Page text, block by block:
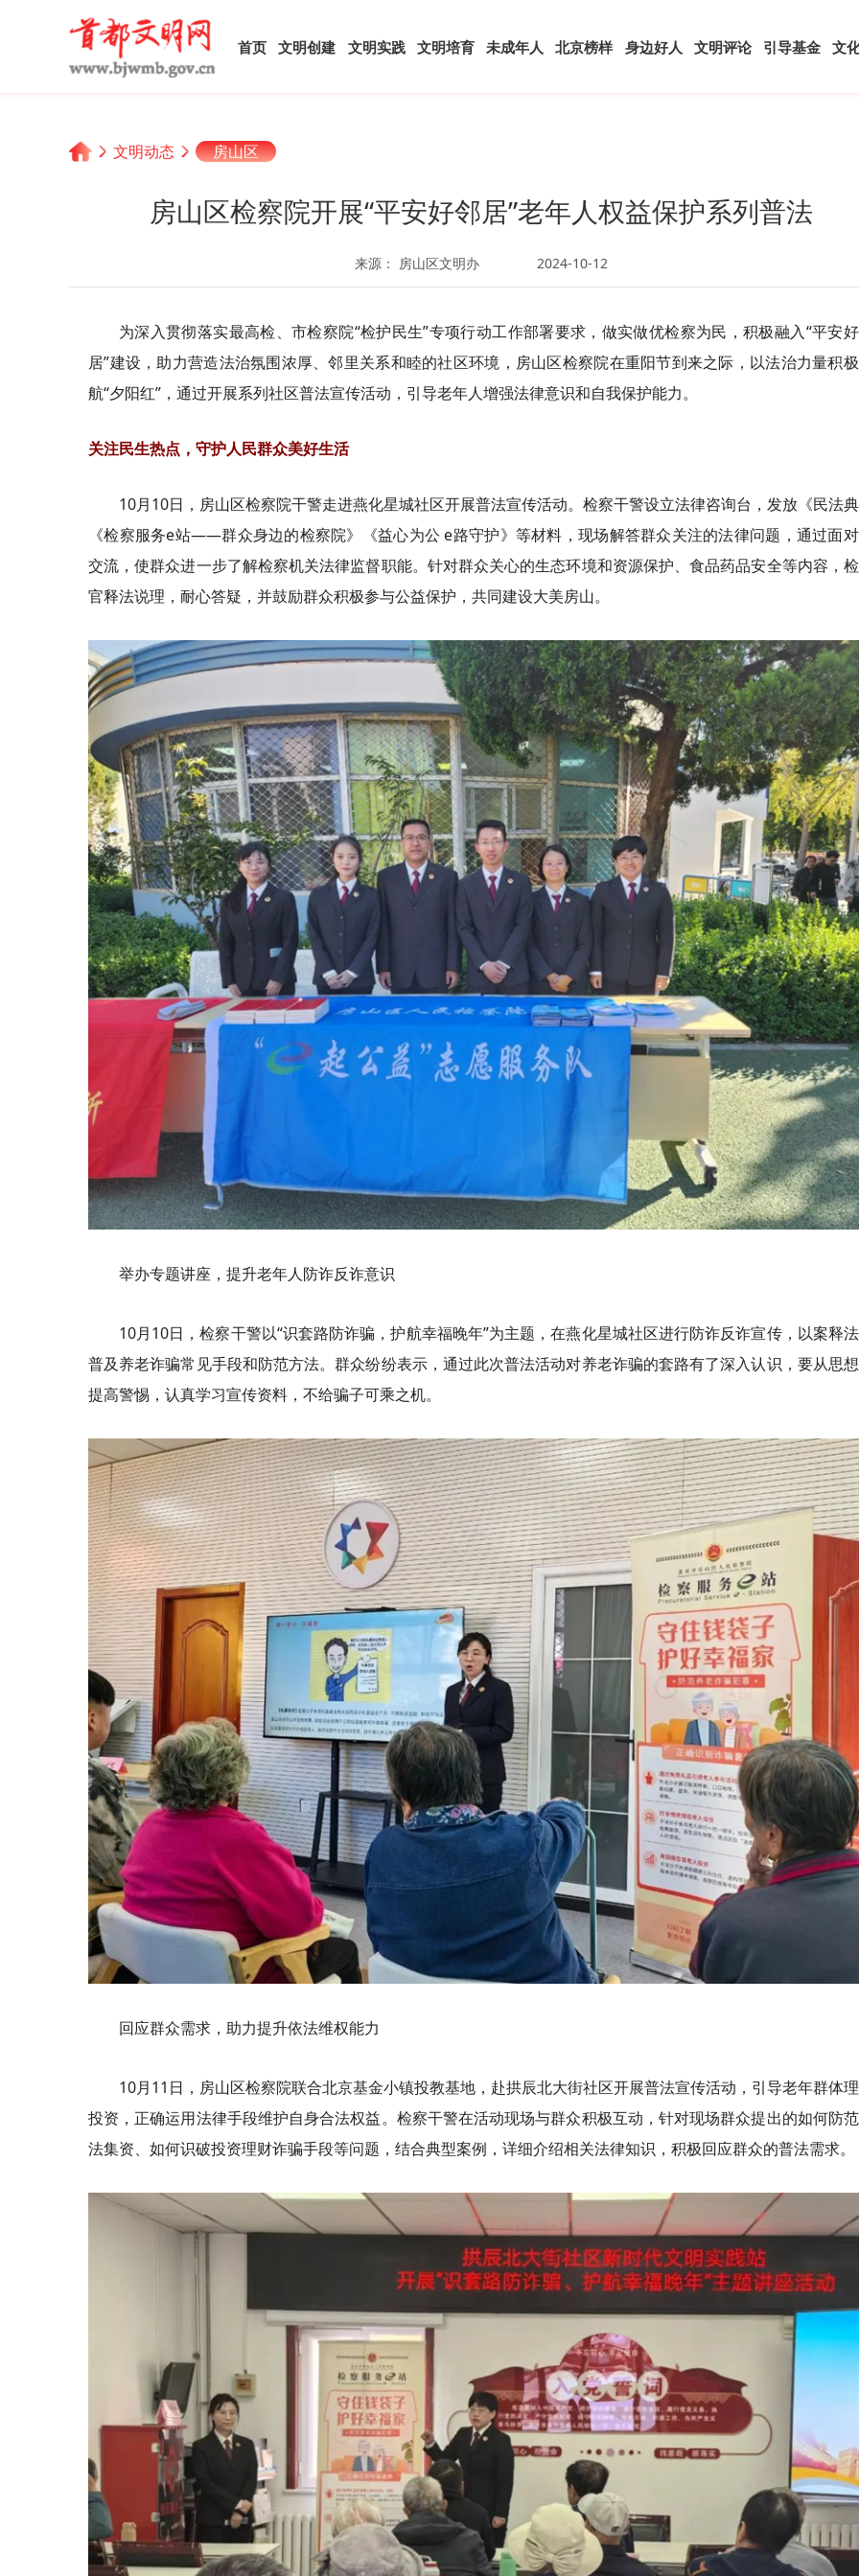
首页 文明创建 文明实践 文明培育 未成年人 北京榜样 身边好人 文明评论 引导基金 文
文明动态 房山区
房山区检察院开展“平安好邻居”老年人权益保护系列普法
来源： 房山区文明办 2024-10-12
为深入贯彻落实最高检、市检察院“检护民生”专项行动工作部署要求，做实做优检察为民，积极融入“平安
居”建设，助力营造法治氛围浓厚、邻里关系和睦的社区环境，房山区检察院在重阳节到来之际，以法治力量积
航“夕阳红”，通过开展系列社区普法宣传活动，引导老年人增强法律意识和自我保护能力。
关注民生热点，守护人民群众美好生活
10月10日，房山区检察院干警走进燕化星城社区开展普法宣传活动。检察干警设立法律咨询台，发放《民法
《检察服务e站——群众身边的检察院》《益心为公 e路守护》等材料，现场解答群众关注的法律问题，通过面
交流，使群众进一步了解检察机关法律监督职能。针对群众关心的生态环境和资源保护、食品药品安全等内容，
官释法说理，耐心答疑，并鼓励群众积极参与公益保护，共同建设大美房山。
举办专题讲座，提升老年人防诈反诈意识
10月10日，检察干警以“识套路防诈骗，护航幸福晚年”为主题，在燕化星城社区进行防诈反诈宣传，以案释
普及养老诈骗常见手段和防范方法。群众纷纷表示，通过此次普法活动对养老诈骗的套路有了深入认识，要从思
提高警惕，认真学习宣传资料，不给骗子可乘之机。
回应群众需求，助力提升依法维权能力
10月11日，房山区检察院联合北京基金小镇投教基地，赴拱辰北大街社区开展普法宣传活动，引导老年群体
投资，正确运用法律手段维护自身合法权益。检察干警在活动现场与群众积极互动，针对现场群众提出的如何防
法集资、如何识破投资理财诈骗手段等问题，结合典型案例，详细介绍相关法律知识，积极回应群众的普法需求。